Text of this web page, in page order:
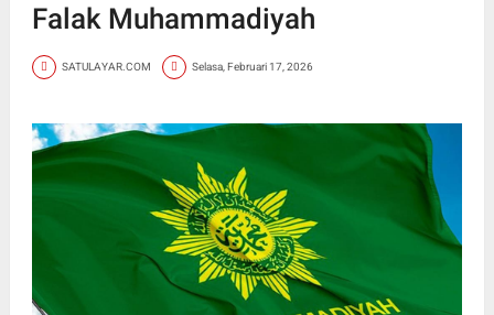
Falak Muhammadiyah
SATULAYAR.COM Selasa, Februari 17, 2026